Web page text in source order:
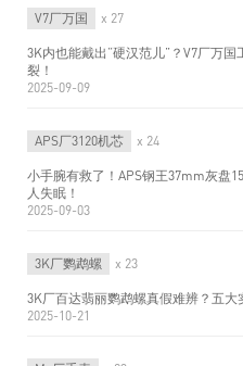
V7厂万国 x 27
3K内也能戴出“硬汉范儿”？V7厂万
裂！
2025-09-09
APS厂3120机芯 x 24
小手腕有救了！APS钢王37mm灰盘
人失眠！
2025-09-03
3K厂鹦鹉螺 x 23
3K厂百达翡丽鹦鹉螺真假难辨？五大
2025-10-21